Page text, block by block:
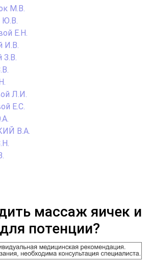
М.В.
Ю.В.
Е.Н.
И.В.
З.В.
Л.И.
Е.С.
В.А.
массаж яичек и
потенции?